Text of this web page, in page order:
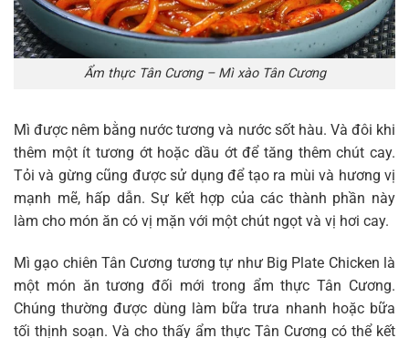
Ẩm thực Tân Cương – Mì xào Tân Cương
Mì được nêm bằng nước tương và nước sốt hàu. Và đôi khi
thêm một ít tương ớt hoặc dầu ớt để tăng thêm chút cay.
Tỏi và gừng cũng được sử dụng để tạo ra mùi và hương vị
mạnh mẽ, hấp dẫn. Sự kết hợp của các thành phần này
làm cho món ăn có vị mặn với một chút ngọt và vị hơi cay.
Mì gạo chiên Tân Cương tương tự như Big Plate Chicken là
một món ăn tương đối mới trong ẩm thực Tân Cương.
Chúng thường được dùng làm bữa trưa nhanh hoặc bữa
tối thịnh soạn. Và cho thấy ẩm thực Tân Cương có thể kết